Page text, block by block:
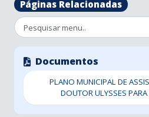
famílias de baixa renda para
entre outros serviços e ações
atendimento socioassistencial do
Também integram as ações
comunitárias de convivência e
realizadas por meio de grupos
Grupo de Idosos, e outros
comunidades. O setor
acompanhamento de famílias em
Páginas Relacionadas
Documentos
PLANO MUNICIPAL DE
DOUTOR ULYSSES